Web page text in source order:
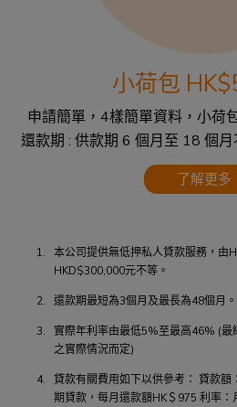
小荷包
申請簡單，4樣簡單資料，小荷
還款期 : 供款期 6 個月至 18 個
了解更多
1.
本公司提供無低押私人貸款服務，由
HKD$300,000元不等。
2. 還款期最短為3個月及最長為48個月。
3.
實際年利率由最低5%至最高46% (最
之實際情況而定)
4.
貸款有關費用如下以供參考： 貸款額
期貸款，每月還款額HK＄975 利率：